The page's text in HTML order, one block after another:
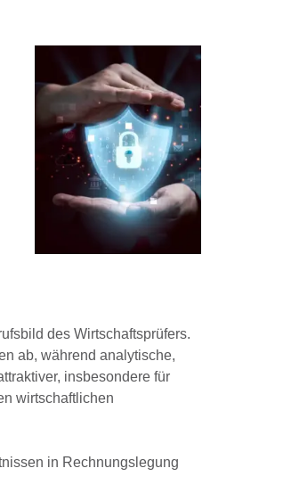
des Wirtschaftsprüfers.
ab, während analytische,
, insbesondere für
wirtschaftlichen
in Rechnungslegung